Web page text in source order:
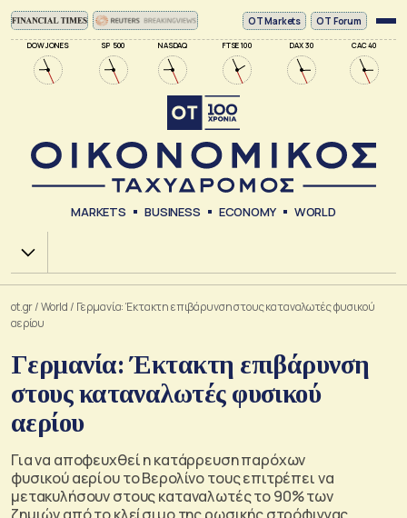
DOW JONES SP 500 NASDAQ FTSE 100 DAX 30 CAC 40
ΟΤ Markets OT Forum
MARKETS BUSINESS ECONOMY WORLD
Χ.Α.
ot.gr/World / Γερμανία: Έκτακτη επιβάρυνση στους καταναλωτές φυσικού
αερίου
Γερμανία: Έκτακτη επιβάρυνση
στους καταναλωτές φυσικού
αερίου
Για να αποφευχθεί η κατάρρευση παρόχων
φυσικού αερίου το Βερολίνο τους επιτρέπει να
μετακυλήσουν στους καταναλωτές το 90% των